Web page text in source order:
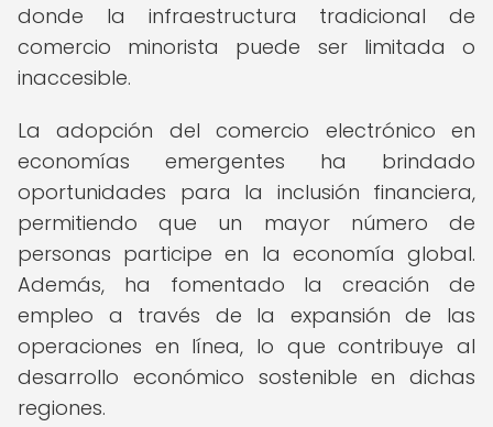
donde la infraestructura tradicional de
comercio minorista puede ser limitada o
inaccesible.
La adopción del comercio electrónico en
economías emergentes ha brindado
oportunidades para la inclusión financiera,
permitiendo que un mayor número de
personas participe en la economía global.
Además, ha fomentado la creación de
empleo a través de la expansión de las
operaciones en línea, lo que contribuye al
desarrollo económico sostenible en dichas
regiones.